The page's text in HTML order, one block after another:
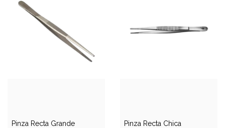
Pinza Recta Grande Pinza Recta Chica